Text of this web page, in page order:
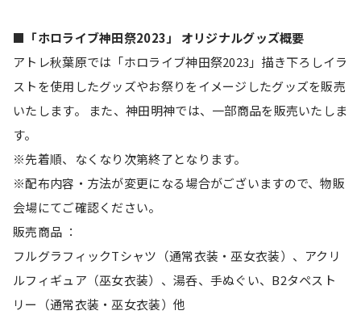
■「ホロライブ神田祭2023」 オリジナルグッズ概要
アトレ秋葉原では「ホロライブ神田祭2023」描き下ろしイラ
ストを使用したグッズやお祭りをイメージしたグッズを販売
いたします。 また、神田明神では、一部商品を販売いたしま
す。
※先着順、なくなり次第終了となります。
※配布内容・方法が変更になる場合がございますので、物販
会場にてご確認ください。
販売商品 ：
フルグラフィックTシャツ（通常衣装・巫女衣装）、アクリ
ルフィギュア（巫女衣装）、湯呑、手ぬぐい、B2タペスト
リー（通常衣装・巫女衣装）他